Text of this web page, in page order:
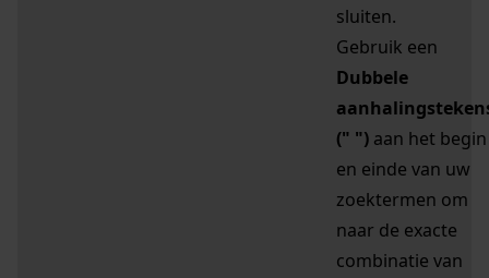
sluiten.
Gebruik een
Dubbele
(" ") aan het begin
en einde van uw
zoektermen om
naar de exacte
combinatie van